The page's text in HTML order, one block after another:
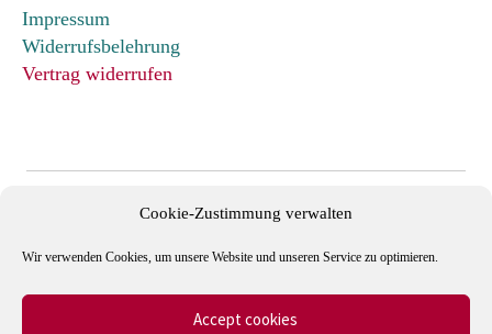
Cookie-Zustimmung verwalten
Wir verwenden Cookies, um unsere Website und unseren Service zu optimieren.
Accept cookies
Impressum
Widerrufsbelehrung
Vertrag widerrufen